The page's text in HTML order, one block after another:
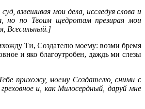
взвешивая мои дела, исследуя слова и
но по Твоим щедротам презирая мои
Всесильный.]
Ти, Создателю моему: возми бремя
и яко благоутробен, даждь ми слезы
прихожу, моему Создателю, сними с
и, как Милосердный, даруй мне